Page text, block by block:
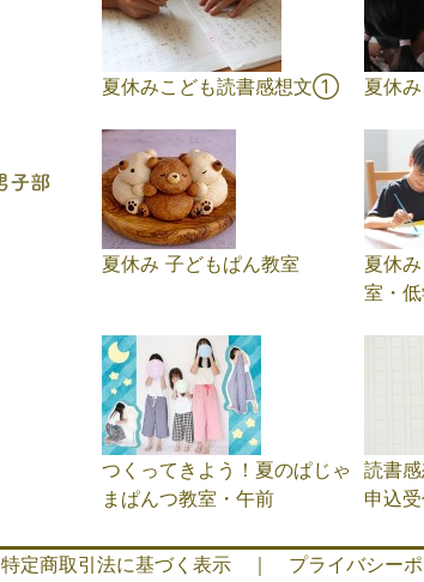
夏休みこども読書感想文① 夏休
夏休み 子どもぱん教室
夏休
室・
つくってきよう！夏のぱじゃ
まぱんつ教室・午前
読書
申込
特定商取引法に基づく表示 ｜ プライバシー